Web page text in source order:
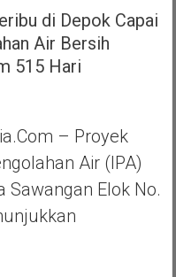
di Depok Capai
Air Bersih
515 Hari
– Proyek
Air (IPA)
Sawangan Elok No.